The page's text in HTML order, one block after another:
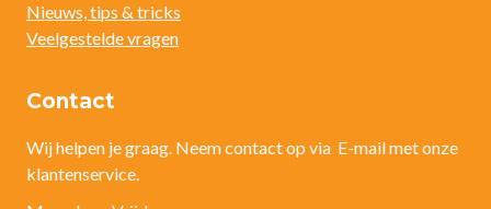
Nieuws, tips & tricks
Veelgestelde vragen
Contact
Wij helpen je graag. Neem contact op via E-mail met onze
klantenservice.